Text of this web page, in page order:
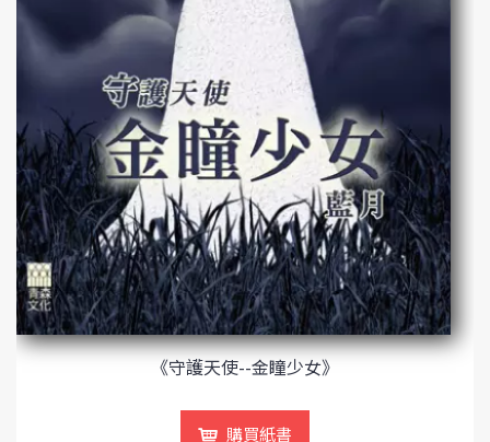
《守護天使--金瞳少女》
購買紙書